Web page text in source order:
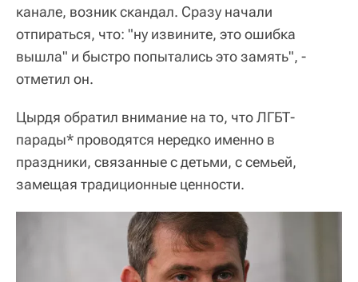
канале, возник скандал. Сразу начали
отпираться, что: "ну извините, это ошибка
вышла" и быстро попытались это замять", -
отметил он.
Цырдя обратил внимание на то, что ЛГБТ-
парады* проводятся нередко именно в
праздники, связанные с детьми, с семьей,
замещая традиционные ценности.